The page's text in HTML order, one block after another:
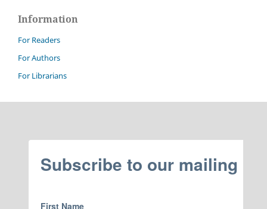
Information
For Readers
For Authors
For Librarians